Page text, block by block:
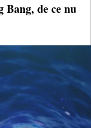
Bang, de ce nu